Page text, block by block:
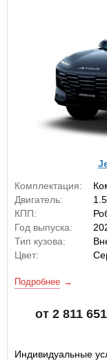
Комплектация:
Двигатель:
КПП:
Год выпуска:
Тип кузова:
Цвет:
Подробнее
от 2 811 651
Индивидуальные